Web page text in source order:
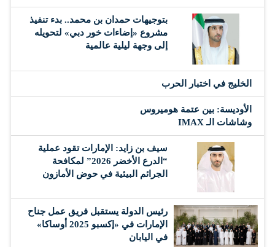
بتوجيهات حمدان بن محمد.. بدء تنفيذ
مشروع «إضاءات خور دبي» لتحويله
إلى وجهة ليلية عالمية
‏الخليج في اختبار الحرب
الأوديسة: بين عتمة هوميروس
وشاشات الـ IMAX
سيف بن زايد: الإمارات تقود عملية
“الدرع الأخضر 2026” لمكافحة
الجرائم البيئية في حوض الأمازون
رئيس الدولة يستقبل فريق عمل جناح
الإمارات في «إكسبو 2025 أوساكا»
في اليابان